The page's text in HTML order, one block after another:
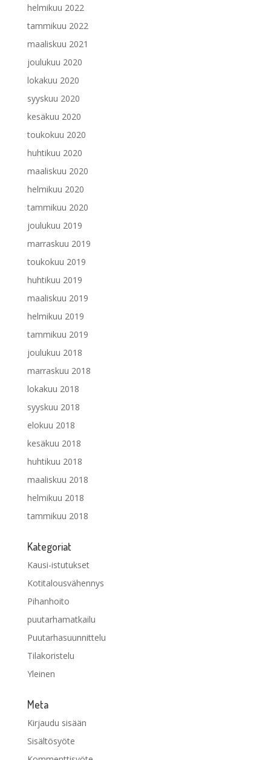
helmikuu 2022
tammikuu 2022
maaliskuu 2021
joulukuu 2020
lokakuu 2020
syyskuu 2020
kesäkuu 2020
toukokuu 2020
huhtikuu 2020
maaliskuu 2020
helmikuu 2020
tammikuu 2020
joulukuu 2019
marraskuu 2019
toukokuu 2019
huhtikuu 2019
maaliskuu 2019
helmikuu 2019
tammikuu 2019
joulukuu 2018
marraskuu 2018
lokakuu 2018
syyskuu 2018
elokuu 2018
kesäkuu 2018
huhtikuu 2018
maaliskuu 2018
helmikuu 2018
tammikuu 2018
Kategoriat
Kausi-istutukset
Kotitalousvähennys
Pihanhoito
puutarhamatkailu
Puutarhasuunnittelu
Tilakoristelu
Yleinen
Meta
Kirjaudu sisään
Sisältösyöte